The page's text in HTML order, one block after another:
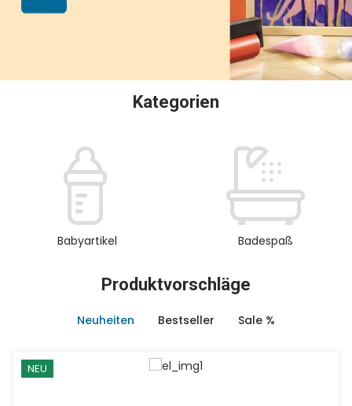
Kategorien
Babyartikel Badespaß
Produktvorschläge
Neuheiten Bestseller Sale %
NEU